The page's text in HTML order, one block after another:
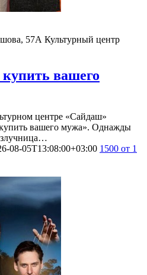
57А Культурный центр
вашего
центре «Сайдаш»
купить вашего мужа». Однажды
08-05T13:08:00+03:00 1500 от 1